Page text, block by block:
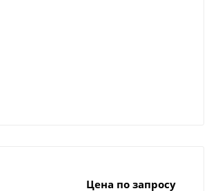
Цена по запросу